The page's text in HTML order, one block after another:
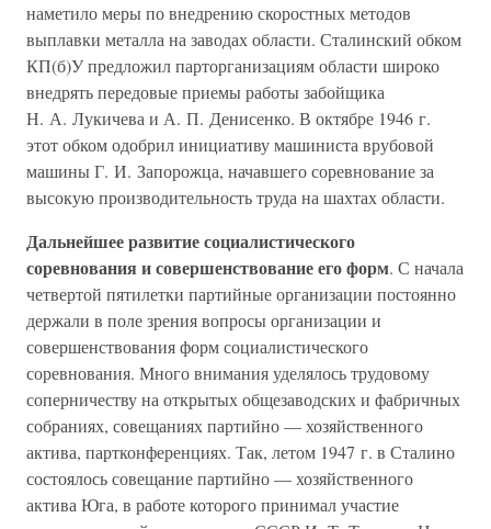
наметило меры по внедрению скоростных методов
выплавки металла на заводах области. Сталинский обком
КП(б)У предложил парторганизациям области широко
внедрять передовые приемы работы забойщика
Н. А. Лукичева и А. П. Денисенко. В октябре 1946 г.
этот обком одобрил инициативу машиниста врубовой
машины Г. И. Запорожца, начавшего соревнование за
высокую производительность труда на шахтах области.
Дальнейшее развитие социалистического
соревнования и совершенствование его форм. С начала
четвертой пятилетки партийные организации постоянно
держали в поле зрения вопросы организации и
совершенствования форм социалистического
соревнования. Много внимания уделялось трудовому
соперничеству на открытых общезаводских и фабричных
собраниях, совещаниях партийно — хозяйственного
актива, партконференциях. Так, летом 1947 г. в Сталино
состоялось совещание партийно — хозяйственного
актива Юга, в работе которого принимал участие